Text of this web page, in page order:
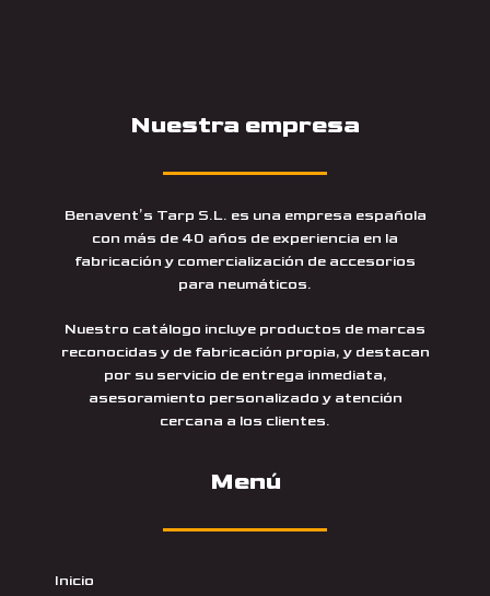
Nuestra empresa
Benavent’s Tarp S.L. es una empresa española
con más de 40 años de experiencia en la
fabricación y comercialización de accesorios
para neumáticos.
Nuestro catálogo incluye productos de marcas
reconocidas y de fabricación propia, y destacan
por su servicio de entrega inmediata,
asesoramiento personalizado y atención
cercana a los clientes.
Menú
Inicio